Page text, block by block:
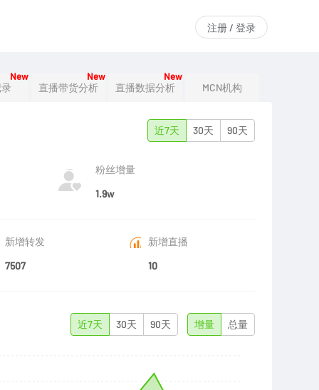
注册 / 登录
New
直播带货分析
New
直播数据分析
New
MCN机构
近7天 30天 90天
粉丝增量
1.9w
新增转发
7507
新增直播
10
近7天 30天 90天 增量 总量